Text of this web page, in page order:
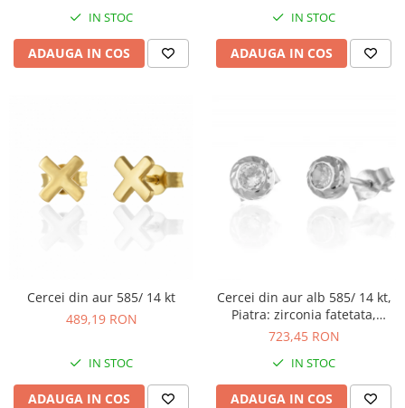
IN STOC
ADAUGA IN COS
IN STOC
ADAUGA IN COS
Cercei din aur 585/ 14 kt
489,19 RON
IN STOC
ADAUGA IN COS
Cercei din aur alb 585/ 14 kt,
Piatra: zirconia fatetata,
Culoare: transparenta
723,45 RON
IN STOC
ADAUGA IN COS